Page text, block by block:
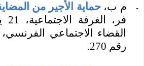
- م ب، حماية الأجير من
فر، الغرفة الاجتماعية، 21 يونيو 2006،
القضاء الاجتماعي الفرنسي،
رقم 270.